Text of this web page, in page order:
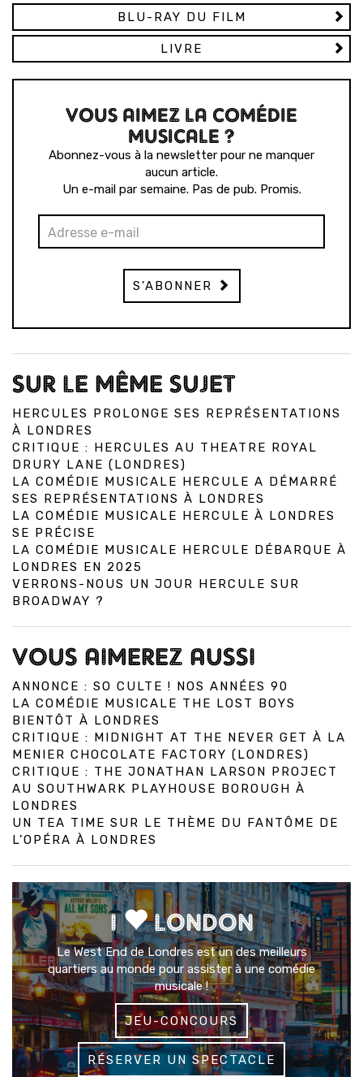
BLU-RAY DU FILM
LIVRE
VOUS AIMEZ LA COMÉDIE
MUSICALE ?
Abonnez-vous à la newsletter pour ne manquer
aucun article.
Un e-mail par semaine. Pas de pub. Promis.
S'ABONNER
SUR LE MÊME SUJET
HERCULES PROLONGE SES REPRÉSENTATIONS
À LONDRES
CRITIQUE : HERCULES AU THEATRE ROYAL
DRURY LANE (LONDRES)
LA COMÉDIE MUSICALE HERCULE A DÉMARRÉ
SES REPRÉSENTATIONS À LONDRES
LA COMÉDIE MUSICALE HERCULE À LONDRES
SE PRÉCISE
LA COMÉDIE MUSICALE HERCULE DÉBARQUE À
LONDRES EN 2025
VERRONS-NOUS UN JOUR HERCULE SUR
BROADWAY ?
VOUS AIMEREZ AUSSI
ANNONCE : SO CULTE ! NOS ANNÉES 90
LA COMÉDIE MUSICALE THE LOST BOYS
BIENTÔT À LONDRES
CRITIQUE : MIDNIGHT AT THE NEVER GET À LA
MENIER CHOCOLATE FACTORY (LONDRES)
CRITIQUE : THE JONATHAN LARSON PROJECT
AU SOUTHWARK PLAYHOUSE BOROUGH À
LONDRES
UN TEA TIME SUR LE THÈME DU FANTÔME DE
L’OPÉRA À LONDRES
I LONDON
Le West End de Londres est un des meilleurs
quartiers au monde pour assister à une comédie
musicale !
JEU-CONCOURS
RÉSERVER UN SPECTACLE